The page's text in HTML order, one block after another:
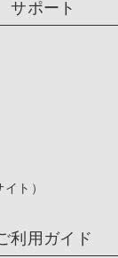
サポート
ト）
利用ガイド